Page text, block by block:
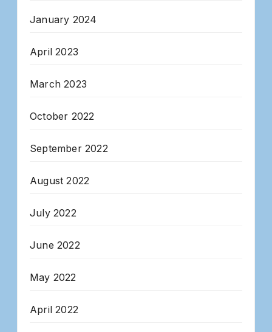
January 2024
April 2023
March 2023
October 2022
September 2022
August 2022
July 2022
June 2022
May 2022
April 2022